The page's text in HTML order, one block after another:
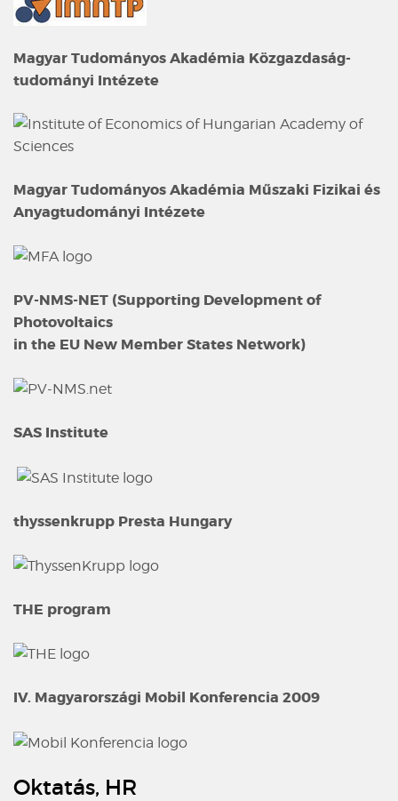
Magyar Tudományos Akadémia Közgazdaság-
tudományi Intézete
Magyar Tudományos Akadémia Műszaki Fizikai és
Anyagtudományi Intézete
PV-NMS-NET (Supporting Development of
Photovoltaics
in the EU New Member States Network)
SAS Institute
thyssenkrupp Presta Hungary
THE program
IV. Magyarországi Mobil Konferencia 2009
Oktatás, HR